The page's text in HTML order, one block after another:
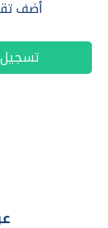
أضف
تسجيل